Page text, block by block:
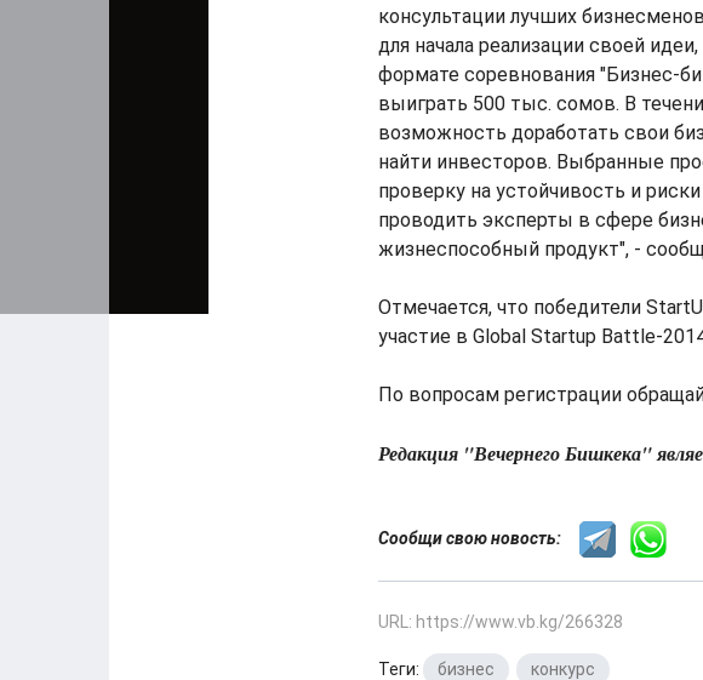
консультации лучших
для начала реализации своей
формате соревнования "Бизнес-
выиграть 500 тыс. сомов. В
возможность доработать свои
найти инвесторов. Выбранные
проверку на устойчивость и
проводить эксперты в сфере
жизнеспособный продукт", -
Отмечается, что победители
участие в Global Startup Battle-
По вопросам регистрации
Редакция "Вечернего Бишкека"
Сообщи свою новость:
URL: https://www.vb.kg/266328
Теги: бизнес конкурс